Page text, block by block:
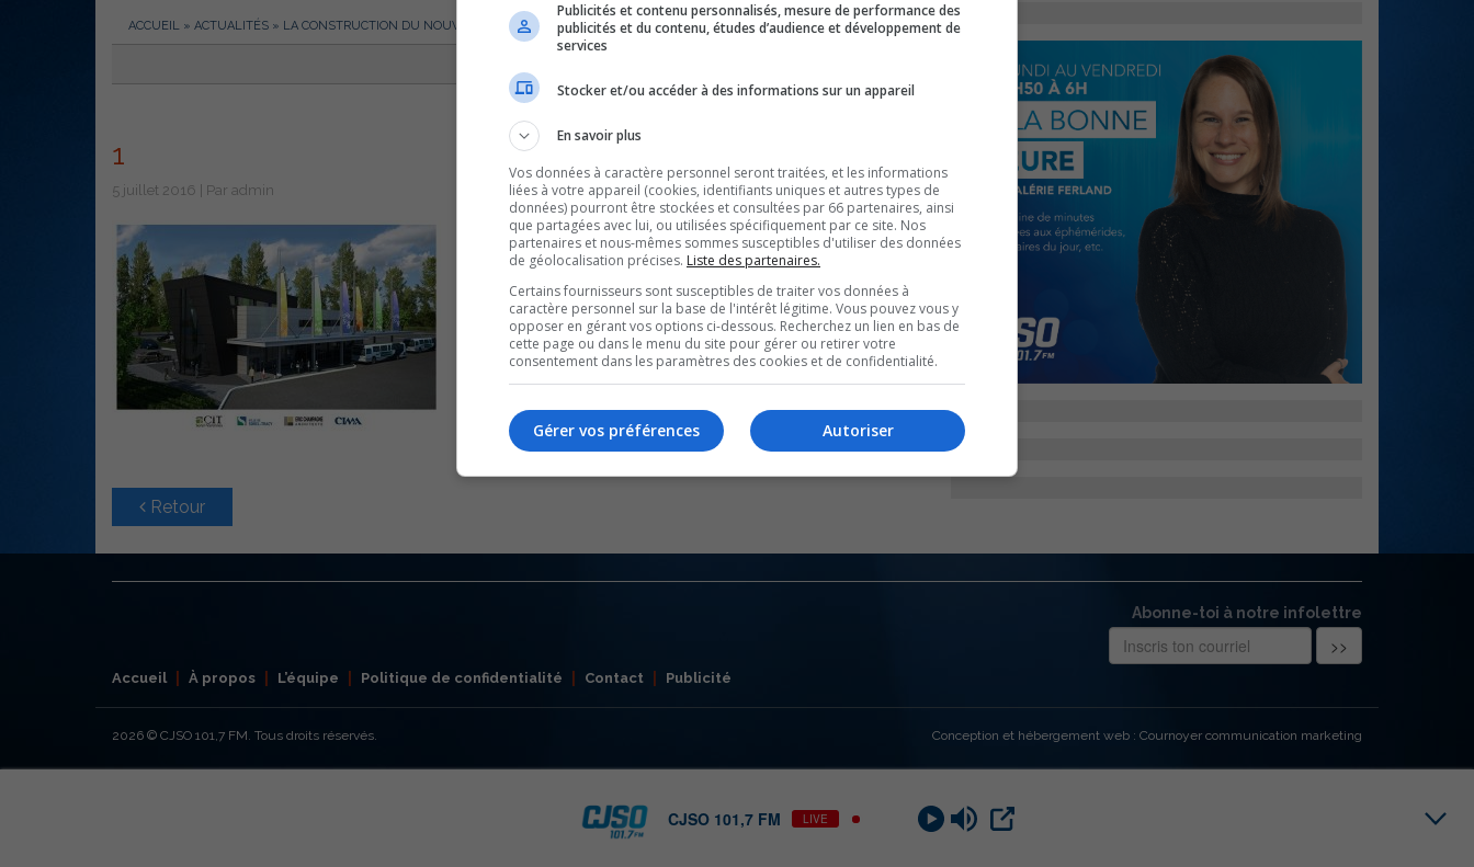
ACCUEIL » ACTUALITÉS » LA CONSTRUCTION DU NOUVEAU TERMINUS D’AUTOBUS DÉBUTE CET AUTOMNE»1
1
5 juillet 2016 | Par admin
Retour
Abonne-toi à notre infolettre
Accueil À propos L’équipe Politique de confidentialité Contact Publicité
2026 © CJSO 101,7 FM. Tous droits réservés. Conception et hébergement web : Cournoyer communication marketing
CJSO 101,7 FM LIVE
Publicités et contenu personnalisés, mesure de performance des
publicités et du contenu, études d’audience et développement de
services
Stocker et/ou accéder à des informations sur un appareil
En savoir plus
Vos données à caractère personnel seront traitées, et les informations
liées à votre appareil (cookies, identifiants uniques et autres types de
données) pourront être stockées et consultées par 66 partenaires, ainsi
que partagées avec lui, ou utilisées spécifiquement par ce site. Nos
partenaires et nous-mêmes sommes susceptibles d'utiliser des données
de géolocalisation précises. Liste des partenaires.
Certains fournisseurs sont susceptibles de traiter vos données à
caractère personnel sur la base de l'intérêt légitime. Vous pouvez vous y
opposer en gérant vos options ci-dessous. Recherchez un lien en bas de
cette page ou dans le menu du site pour gérer ou retirer votre
consentement dans les paramètres des cookies et de confidentialité.
Autoriser
Gérer vos préférences